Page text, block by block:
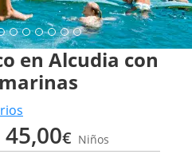
en Alcudia con
45,00€ Niños